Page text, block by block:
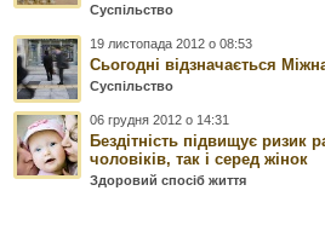
Суспільство
19 листопада 2012 о 08:53
Сьогодні відзначається
Суспільство
06 грудня 2012 о 14:31
Бездітність підвищує ризик
чоловіків, так і серед жінок
Здоровий спосіб життя